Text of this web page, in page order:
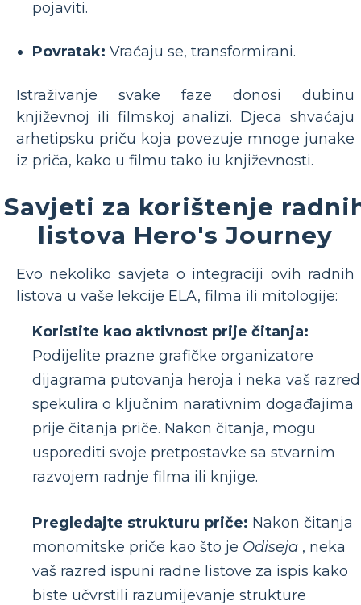
pojaviti.
Povratak: Vraćaju se, transformirani.
Istraživanje svake faze donosi dubinu
književnoj ili filmskoj analizi. Djeca shvaćaju
arhetipsku priču koja povezuje mnoge junake
iz priča, kako u filmu tako iu književnosti.
Savjeti za korištenje
listova Hero's Journey
Evo nekoliko savjeta o integraciji ovih radnih
listova u vaše lekcije ELA, filma ili mitologije:
Koristite kao aktivnost prije čitanja:
Podijelite prazne grafičke organizatore
dijagrama putovanja heroja i neka vaš razred
spekulira o ključnim narativnim događajima
prije čitanja priče. Nakon čitanja, mogu
usporediti svoje pretpostavke sa stvarnim
razvojem radnje filma ili knjige.
Pregledajte strukturu priče: Nakon čitanja
monomitske priče kao što je Odiseja , neka
vaš razred ispuni radne listove za ispis kako
biste učvrstili razumijevanje strukture